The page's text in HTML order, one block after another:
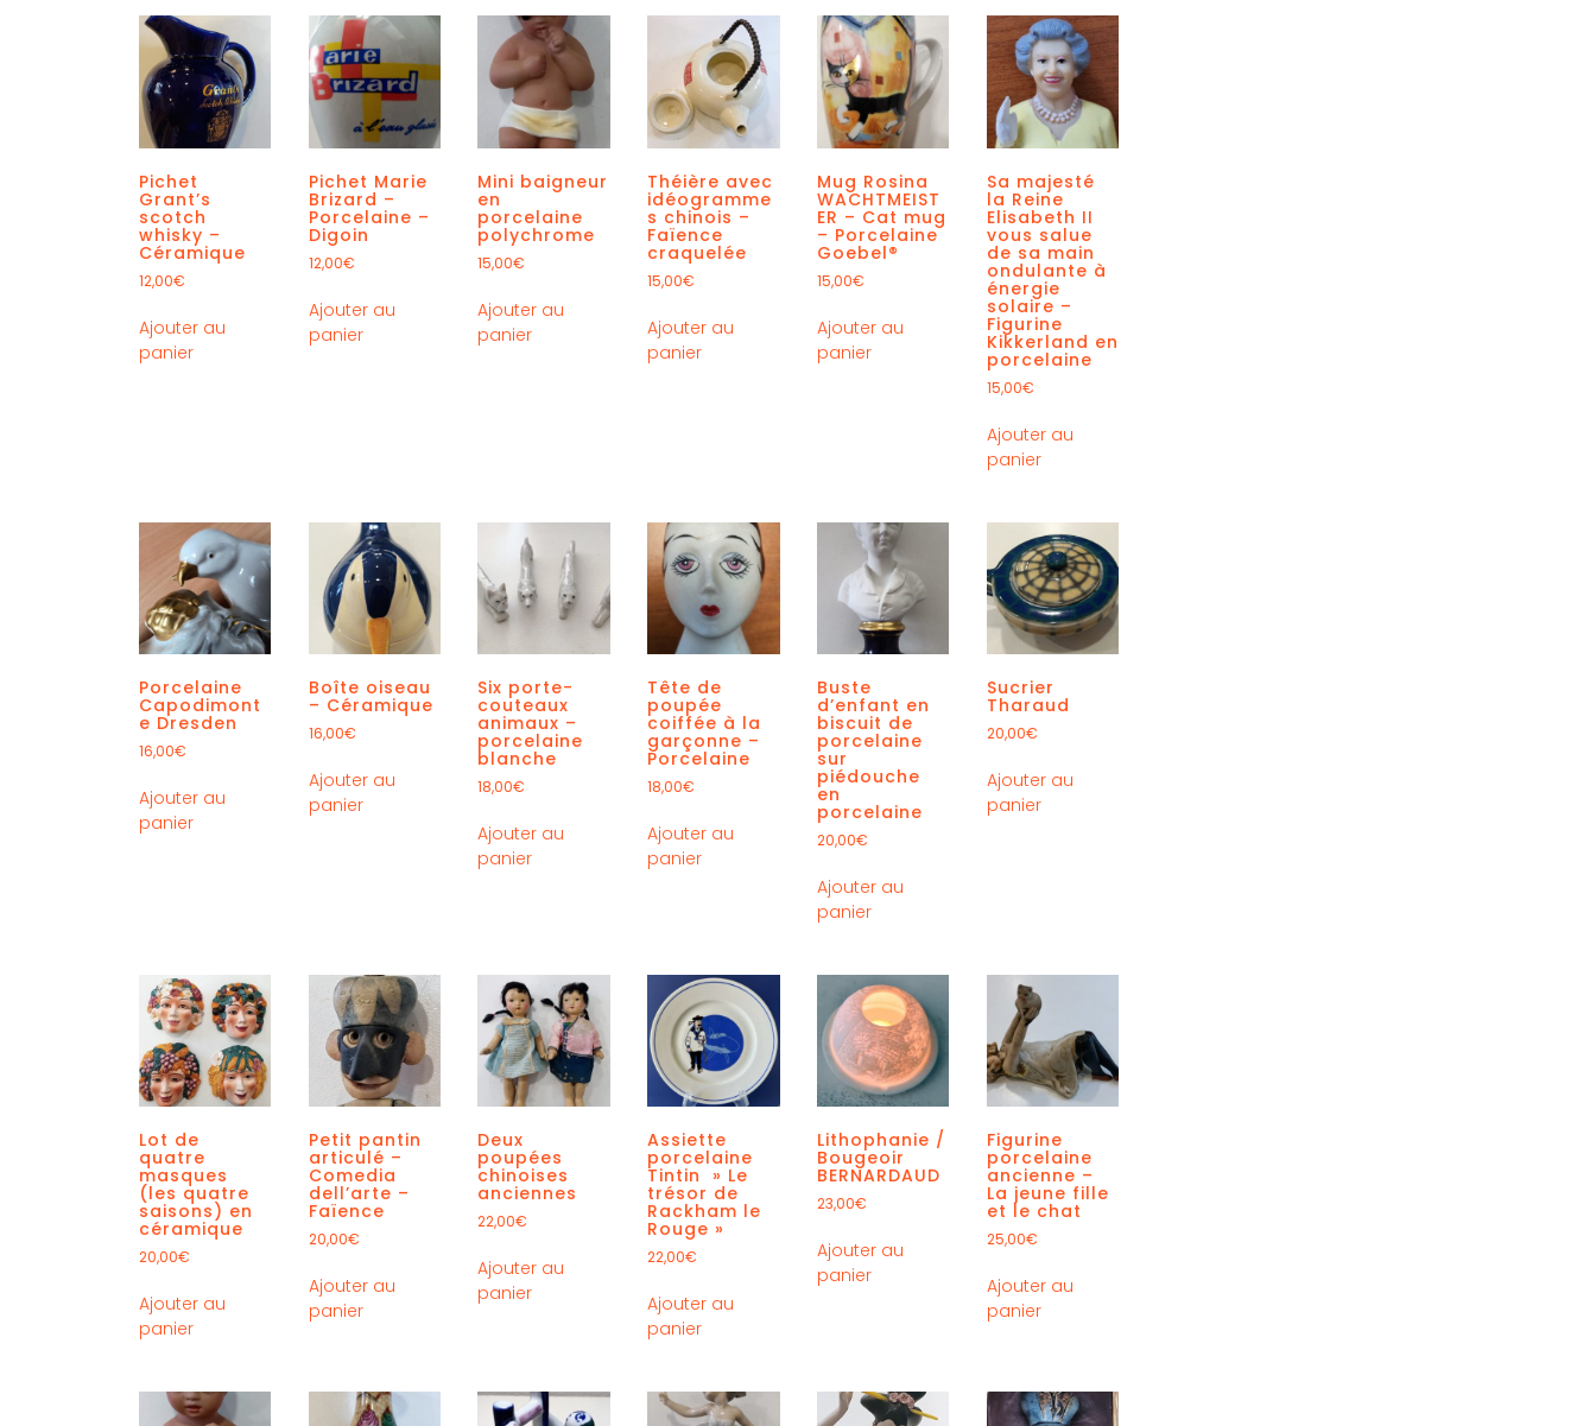
Pichet
Grant’s
scotch
whisky –
Céramique
12,00€
Ajouter au
panier
Pichet Marie
Brizard –
Porcelaine –
Digoin
12,00€
Ajouter au
panier
Mini baigneur
en
porcelaine
polychrome
15,00€
Ajouter au
panier
Théière avec
idéogramme
s chinois –
Faïence
craquelée
15,00€
Ajouter au
panier
Mug Rosina
WACHTMEIST
ER – Cat mug
– Porcelaine
Goebel®
15,00€
Ajouter au
panier
Sa majesté
la Reine
Elisabeth II
vous salue
de sa main
ondulante à
énergie
solaire –
Figurine
Kikkerland en
porcelaine
15,00€
Ajouter au
panier
Porcelaine
Capodimont
e Dresden
16,00€
Ajouter au
panier
Boîte oiseau
– Céramique
16,00€
Ajouter au
panier
Six porte-
couteaux
animaux –
porcelaine
blanche
18,00€
Ajouter au
panier
Tête de
poupée
coiffée à la
garçonne –
Porcelaine
18,00€
Ajouter au
panier
Buste
d’enfant en
biscuit de
porcelaine
sur
piédouche
en
porcelaine
20,00€
Ajouter au
panier
Sucrier
Tharaud
20,00€
Ajouter au
panier
Lot de
quatre
masques
(les quatre
saisons) en
céramique
20,00€
Ajouter au
panier
Petit pantin
articulé –
Comedia
dell’arte –
Faïence
20,00€
Ajouter au
panier
Deux
poupées
chinoises
anciennes
22,00€
Ajouter au
panier
Assiette
porcelaine
Tintin » Le
trésor de
Rackham le
Rouge »
22,00€
Ajouter au
panier
Lithophanie /
Bougeoir
BERNARDAUD
23,00€
Ajouter au
panier
Figurine
porcelaine
ancienne –
La jeune fille
et le chat
25,00€
Ajouter au
panier